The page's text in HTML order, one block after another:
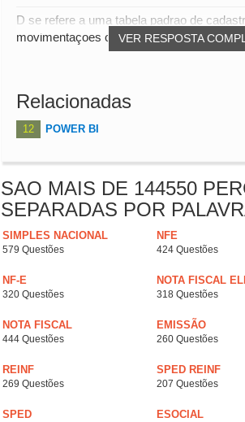
VER RESPOSTA
D se refere a uma tabela padrao de
movimentaçoes ocorrem. Nao ha
Relacionadas
12 POWER BI
SAO MAIS DE 144550
SEPARADAS POR
SIMPLES NACIONAL
579 Questões
NFE
424 Questões
NF-E
320 Questões
NOTA FISCAL
318 Questões
NOTA FISCAL
444 Questões
EMISSÃO
260 Questões
REINF
269 Questões
SPED REINF
207 Questões
SPED ESOCIAL